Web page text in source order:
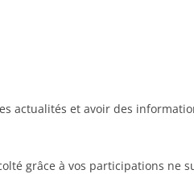
actualités et avoir des
grâce à vos participations ne